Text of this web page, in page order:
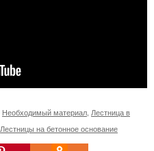
Необходимый материал Лестница в
Лестницы на бетонное основание